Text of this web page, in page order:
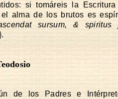
si tomáreis la Escritura
alma de los brutos es
sursum, & spiritus
de los Padres e